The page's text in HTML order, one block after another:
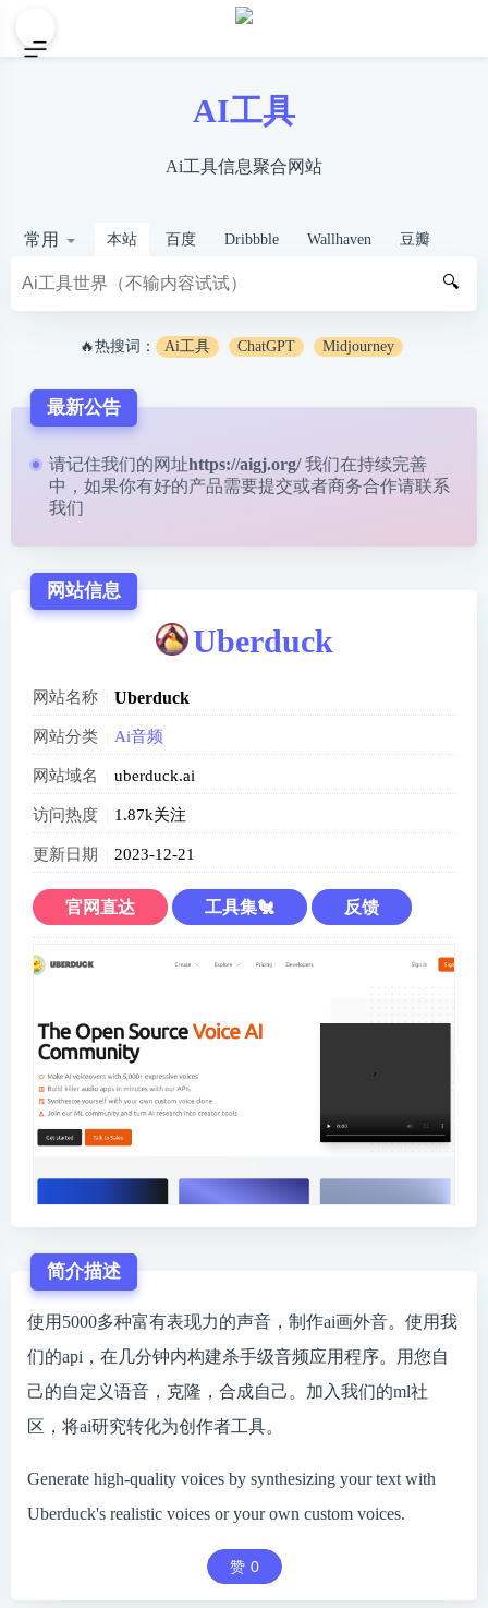
AI工具
Ai工具信息聚合网站
常用 本站 百度 Dribbble Wallhaven 豆瓣
🔍
🔥热搜词： Ai工具 ChatGPT Midjourney
最新公告
请记住我们的网址https://aigj.org/ 我们在持续完善
中，如果你有好的产品需要提交或者商务合作请联系
我们
网站信息
Uberduck
网站名称 Uberduck
网站分类 Ai音频
网站域名 uberduck.ai
访问热度 1.87k关注
更新日期 2023-12-21
官网直达 工具集🐔 反馈
简介描述
使用5000多种富有表现力的声音，制作ai画外音。使用我
们的api，在几分钟内构建杀手级音频应用程序。用您自
己的自定义语音，克隆，合成自己。加入我们的ml社
区，将ai研究转化为创作者工具。
Generate high-quality voices by synthesizing your text with
Uberduck's realistic voices or your own custom voices.
赞 0